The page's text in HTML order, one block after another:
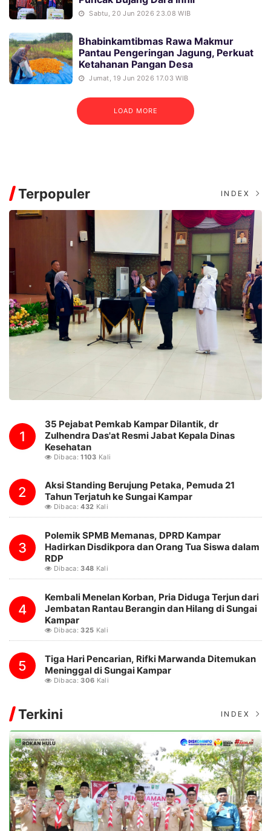
Sabtu, 20 Jun 2026 23.08 WIB
Bhabinkamtibmas Rawa Makmur
Pantau Pengeringan Jagung, Perkuat
Ketahanan Pangan Desa
Jumat, 19 Jun 2026 17.03 WIB
LOAD MORE
Terpopuler INDEX
1
35 Pejabat Pemkab Kampar Dilantik, dr
Zulhendra Das'at Resmi Jabat Kepala Dinas
Kesehatan
Dibaca:1103 Kali
2
Aksi Standing Berujung Petaka, Pemuda 21
Tahun Terjatuh ke Sungai Kampar
Dibaca:432 Kali
3
Polemik SPMB Memanas, DPRD Kampar
Hadirkan Disdikpora dan Orang Tua Siswa dalam
RDP
Dibaca:348 Kali
4
Kembali Menelan Korban, Pria Diduga Terjun dari
Jembatan Rantau Berangin dan Hilang di Sungai
Kampar
Dibaca:325 Kali
5
Tiga Hari Pencarian, Rifki Marwanda Ditemukan
Meninggal di Sungai Kampar
Dibaca:306 Kali
Terkini INDEX